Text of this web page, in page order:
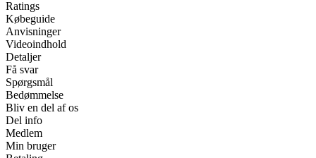
Ratings
Købeguide
Anvisninger
Videoindhold
Detaljer
Få svar
Spørgsmål
Bedømmelse
Bliv en del af os
Del info
Medlem
Min bruger